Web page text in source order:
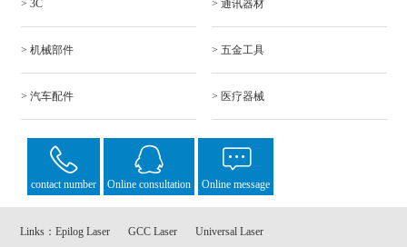
> 3C > 通讯器材
> 机械部件 > 五金工具
> 汽车配件 > 医疗器械
contact number Online consultation Online message
Links：Epilog Laser GCC Laser Universal Laser